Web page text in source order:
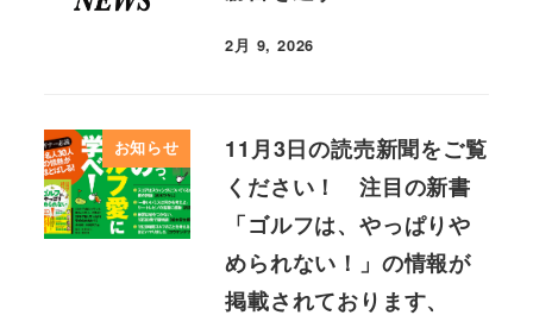
2月 9, 2026
お知らせ
11月3日の読売新聞をご覧
ください！ 注目の新書
「ゴルフは、やっぱりや
められない！」の情報が
掲載されております、